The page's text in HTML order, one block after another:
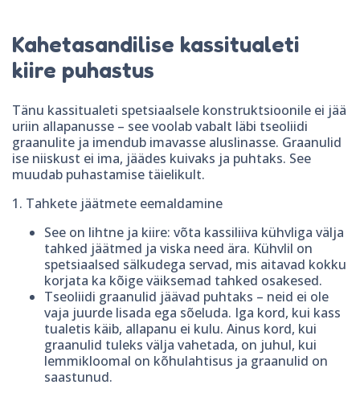
Kahetasandilise kassitualeti
kiire puhastus
Tänu kassitualeti spetsiaalsele konstruktsioonile ei jää
uriin allapanusse – see voolab vabalt läbi tseoliidi
graanulite ja imendub imavasse aluslinasse. Graanulid
ise niiskust ei ima, jäädes kuivaks ja puhtaks. See
muudab puhastamise täielikult.
1. Tahkete jäätmete eemaldamine
See on lihtne ja kiire: võta kassiliiva kühvliga välja
tahked jäätmed ja viska need ära. Kühvlil on
spetsiaalsed sälkudega servad, mis aitavad kokku
korjata ka kõige väiksemad tahked osakesed.
Tseoliidi graanulid jäävad puhtaks – neid ei ole
vaja juurde lisada ega sõeluda. Iga kord, kui kass
tualetis käib, allapanu ei kulu. Ainus kord, kui
graanulid tuleks välja vahetada, on juhul, kui
lemmikloomal on kõhulahtisus ja graanulid on
saastunud.